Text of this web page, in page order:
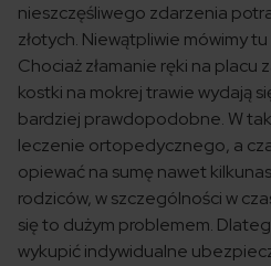
nieszczęśliwego zdarzenia
złotych. Niewątpliwie mówimy
Chociaż złamanie ręki na placu
kostki na mokrej trawie wydają
bardziej prawdopodobne. W
leczenie ortopedycznego, a
opiewać na sumę nawet
rodziców, w szczególności w
się to dużym problemem.
wykupić indywidualne